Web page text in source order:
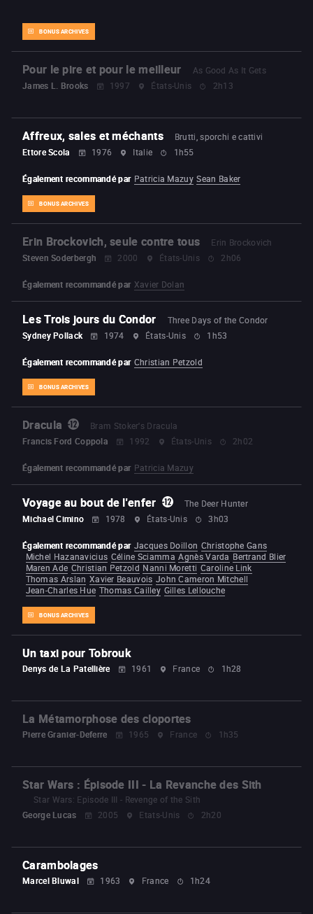
BONUS ARCHIVES
Pour le pire et pour le meilleur
As Good As It Gets
James L. Brooks
1997 États-Unis 2h13
Affreux, sales et méchants
Brutti, sporchi e cattivi
Ettore Scola
1976 Italie 1h55
BONUS ARCHIVES
Également recommandé par Patricia Mazuy Sean Baker
Erin Brockovich, seule contre tous
Erin Brockovich
Steven Soderbergh
2000 États-Unis 2h06
Également recommandé par Xavier Dolan
Les Trois jours du Condor
Three Days of the Condor
Sydney Pollack
1974 États-Unis 1h53
BONUS ARCHIVES
Également recommandé par Christian Petzold
Dracula
Bram Stoker's Dracula
Francis Ford Coppola
1992 États-Unis 2h02
Également recommandé par Patricia Mazuy
Voyage au bout de l'enfer
The Deer Hunter
Michael Cimino
1978 États-Unis 3h03
BONUS ARCHIVES
Également recommandé par Jacques Doillon Christophe Gans
Michel Hazanavicius Céline Sciamma Agnès Varda Bertrand Blier
Maren Ade Christian Petzold Nanni Moretti Caroline Link
Thomas Arslan Xavier Beauvois John Cameron Mitchell
Jean-Charles Hue Thomas Cailley Gilles Lellouche
Un taxi pour Tobrouk
Denys de La Patellière 1961 France 1h28
La Métamorphose des cloportes
Pierre Granier-Deferre 1965 France 1h35
Star Wars : Épisode III - La Revanche des Sith
Star Wars: Episode III - Revenge of the Sith
George Lucas
2005 Etats-Unis 2h20
Carambolages
Marcel Bluwal 1963 France 1h24